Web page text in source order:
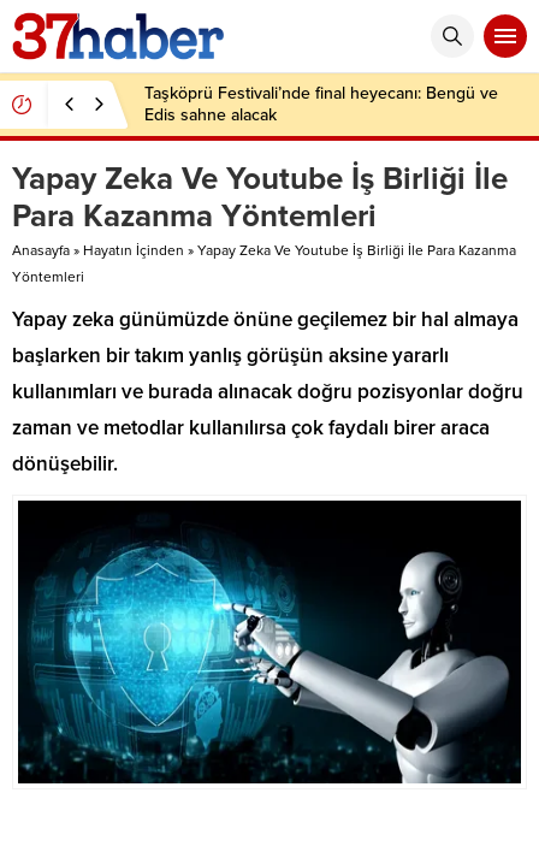
Taşköprü Festivali’nde final heyecanı: Bengü ve
Edis sahne alacak
Yapay Zeka Ve Youtube İş Birliği İle
Para Kazanma Yöntemleri
Anasayfa » Hayatın İçinden » Yapay Zeka Ve Youtube İş Birliği İle Para Kazanma
Yöntemleri
Yapay zeka günümüzde önüne geçilemez bir hal almaya
başlarken bir takım yanlış görüşün aksine yararlı
kullanımları ve burada alınacak doğru pozisyonlar doğru
zaman ve metodlar kullanılırsa çok faydalı birer araca
dönüşebilir.